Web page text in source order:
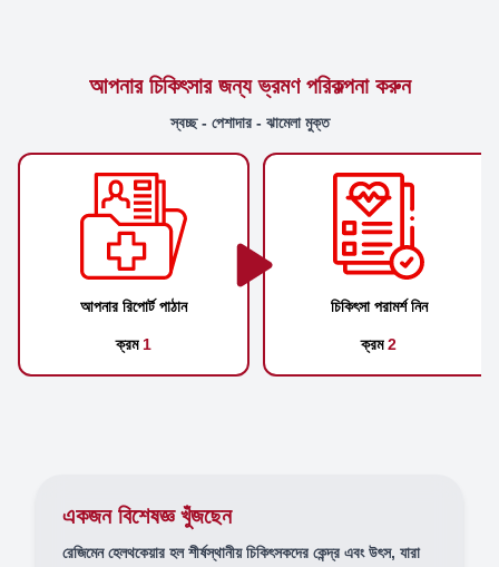
আপনার চিকিৎসার জন্য ভ্রমণ পরিকল্পনা করুন
স্বচ্ছ - পেশাদার - ঝামেলা মুক্ত
আপনার রিপোর্ট পাঠান
ক্রম 1
চিকিৎসা পরামর্শ নিন
ক্রম2
একজন বিশেষজ্ঞ খুঁজছেন
রেজিমেন হেলথকেয়ার হল শীর্ষস্থানীয় চিকিৎসকদের কেন্দ্র এবং উৎস, যারা